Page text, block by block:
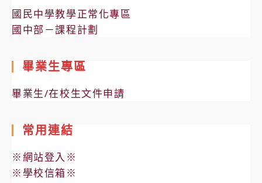
國民中學教學正常化專區
國中部－課程計劃
畢業生專區
畢業生/在校生文件申請
常用連結
※網站登入※
※學校信箱※